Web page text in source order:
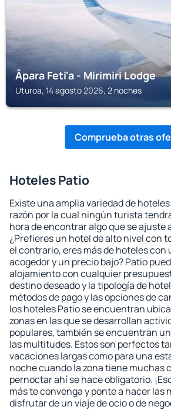
Âpara Feti'a - Mirimiri Lodge
Uturoa, 14 agosto 2026, 2 noches
Comprueba otras
Hoteles Patio
Existe una amplia variedad de
razón por la cual ningún turista
hora de encontrar algo que se ajuste
¿Prefieres un hotel de alto nivel con
el contrario, eres más de hoteles con
acogedor y un precio bajo? Patio
alojamiento con cualquier
destino deseado y la tipología de
métodos de pago y las opciones de
los hoteles Patio se encuentran
zonas en las que se desarrollan
populares, también se encuentran
las multitudes. Estos son perfectos
vacaciones largas como para una
noche cuando la zona tiene muchas
pernoctar ahí se hace obligatorio.
más te convenga y ponte a hacer las
disfrutar de un viaje de ocio o de